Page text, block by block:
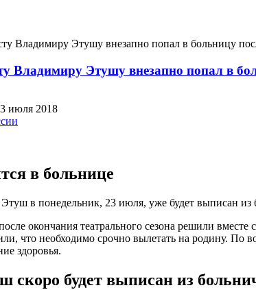
Владимиру Этушу внезапно попал в больницу
Владимиру Этушу внезапно попал в
июля 2018
в больнице
в понедельник, 23 июля, уже будет выписан из
окончания театрального сезона решили
что необходимо срочно вылетать на родину.
здоровья.
скоро будет выписан из